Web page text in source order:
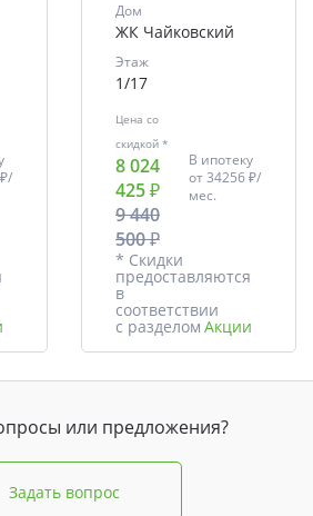
Дом
ЖК Чайковский
Этаж
1/17
Цена со
скидкой *
8 024
425 ₽
9 440
500 ₽
В ипотеку
от34256 ₽/
мес.
* Скидки
предоставляются
в
соответствии
с разделом Акции
или предложения?
Задать вопрос